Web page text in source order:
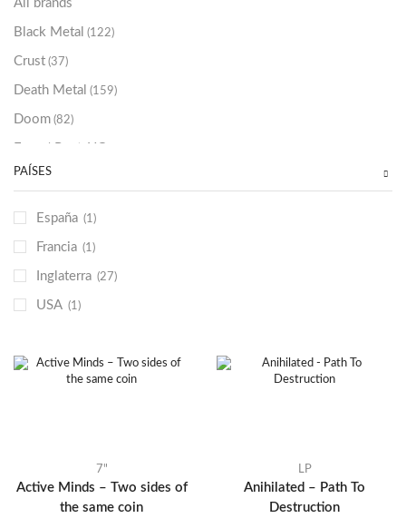
All brands
Black Metal (122)
Crust (37)
Death Metal (159)
Doom (82)
Grindcore
(35)
PAÍSES
España (1)
Francia (1)
Inglaterra (27)
USA (1)
7"
Active Minds – Two sides of
the same coin
LP
Anihilated – Path To
Destruction